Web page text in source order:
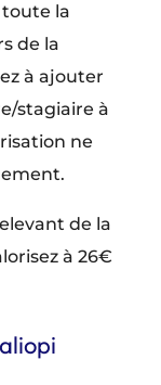
la
de la
à ajouter
stagiaire à
ne
de la
à 26€